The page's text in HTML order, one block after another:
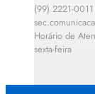
(99) 2221-
Horário de
sexta-feira